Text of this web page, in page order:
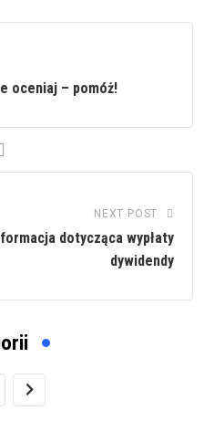
oceniaj – pomóż!
NEXT POST
dotycząca wypłaty
dywidendy